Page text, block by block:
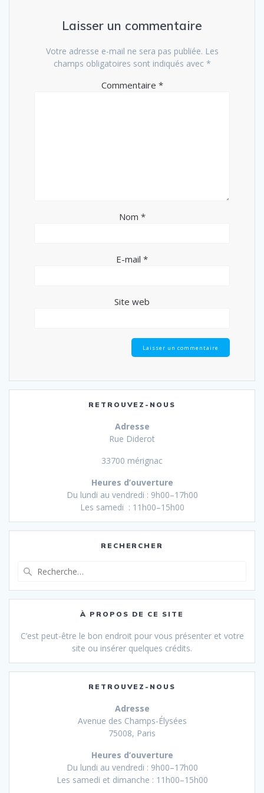
Laisser un commentaire
Votre adresse e-mail ne sera pas publiée. Les
champs obligatoires sont indiqués avec *
Commentaire *
Nom *
E-mail *
Site web
RETROUVEZ-NOUS
Adresse
Rue Diderot
33700 mérignac
Heures d’ouverture
Du lundi au vendredi : 9h00–17h00
Les samedi : 11h00–15h00
RECHERCHER
:
À PROPOS DE CE SITE
C’est peut-être le bon endroit pour vous présenter et votre
site ou insérer quelques crédits.
RETROUVEZ-NOUS
Adresse
Avenue des Champs-Élysées
75008, Paris
Heures d’ouverture
Du lundi au vendredi : 9h00–17h00
Les samedi et dimanche : 11h00–15h00